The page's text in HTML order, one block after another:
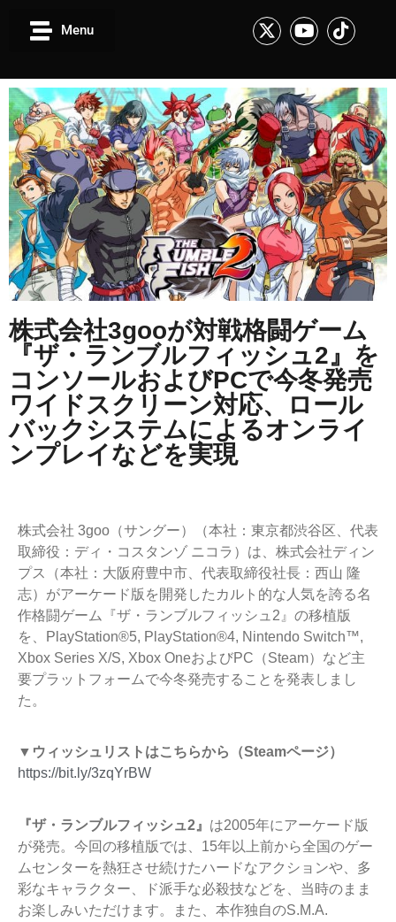
Menu
株式会社3gooが対戦格闘ゲーム
『ザ・ランブルフィッシュ2』を
コンソールおよびPCで今冬発売
ワイドスクリーン対応、ロール
バックシステムによるオンライ
ンプレイなどを実現
株式会社 3goo（サングー）（本社：東京都渋谷区、代表
取締役：ディ・コスタンゾ ニコラ）は、株式会社ディン
プス（本社：大阪府豊中市、代表取締役社長：西山 隆
志）がアーケード版を開発したカルト的な人気を誇る名
作格闘ゲーム『ザ・ランブルフィッシュ2』の移植版
を、PlayStation®5, PlayStation®4, Nintendo Switch™,
Xbox Series X/S, Xbox OneおよびPC（Steam）など主
要プラットフォームで今冬発売することを発表しまし
た。
▼ウィッシュリストはこちらから（Steamページ）
https://bit.ly/3zqYrBW
『ザ・ランブルフィッシュ2』 は2005年にアーケード版
が発売。今回の移植版では、15年以上前から全国のゲー
ムセンターを熱狂させ続けたハードなアクションや、多
彩なキャラクター、ド派手な必殺技などを、当時のまま
お楽しみいただけます。また、本作独自のS.M.A.